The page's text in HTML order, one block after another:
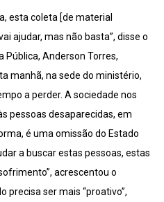
esta coleta [de material
ajudar, mas não basta”, disse o
Pública, Anderson Torres,
manhã, na sede do ministério,
a perder. A sociedade nos
pessoas desaparecidas, em
é uma omissão do Estado
a buscar estas pessoas, estas
acrescentou o
precisa ser mais “proativo”,